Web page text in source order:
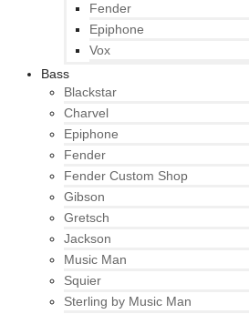
Fender
Epiphone
Vox
Bass
Blackstar
Charvel
Epiphone
Fender
Fender Custom Shop
Gibson
Gretsch
Jackson
Music Man
Squier
Sterling by Music Man